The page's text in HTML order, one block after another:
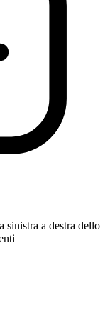
sinistra a destra dello